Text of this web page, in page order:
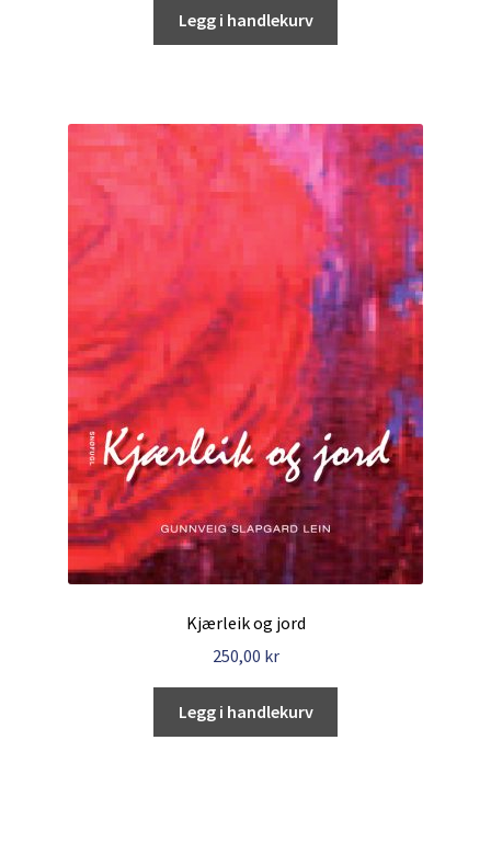
Legg i handlekurv
Kjærleik og jord
250,00 kr
Legg i handlekurv